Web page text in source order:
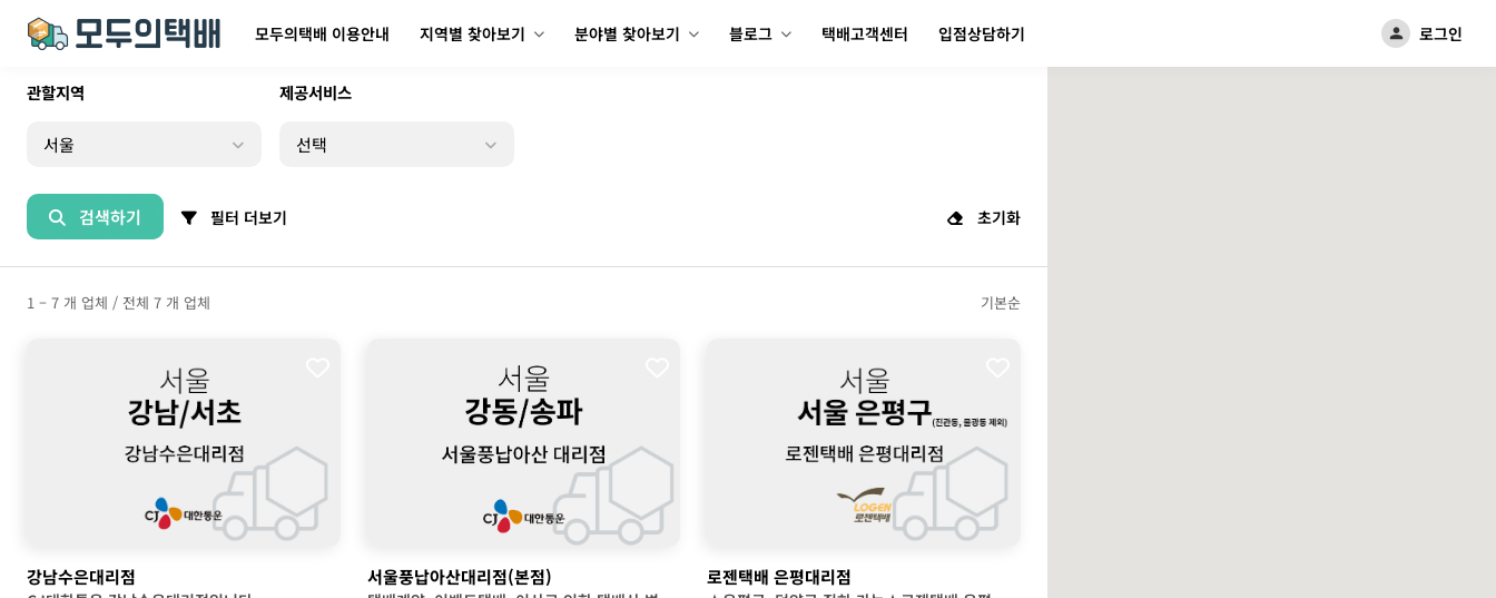
모두의택배 이용안내 지역별 찾아보기 분야별 찾아보기 블로그 택배고객센터 입점상담하기 로그인
관할지역 제공서비스
검색하기 필터 더보기 초기화
1 – 7 개 업체 / 전체 7 개 업체 기본순
강남수은대리점 서울풍납아산대리점(본점) 로젠택배 은평대리점